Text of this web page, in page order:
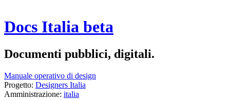
Docs Italia beta
Documenti pubblici, digitali.
Manuale operativo di design
Progetto: Designers Italia
Amministrazione: italia